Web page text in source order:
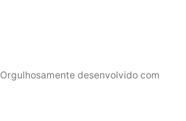
Orgulhosamente desenvolvido com